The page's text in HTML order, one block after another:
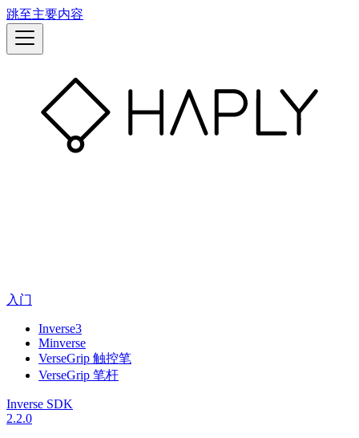
跳至主要内容
入门
Inverse3
Minverse
VerseGrip 触控笔
VerseGrip 笔杆
Inverse SDK
2.2.0